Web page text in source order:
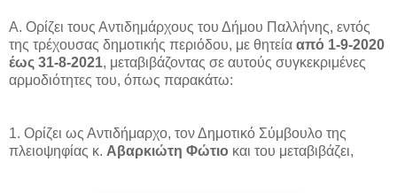
Α. Ορίζει τους Αντιδημάρχους του Δήμου Παλλήνης, εντός
της τρέχουσας δημοτικής περιόδου, με θητεία από 1-9-2020
έως 31-8-2021, μεταβιβάζοντας σε αυτούς συγκεκριμένες
αρμοδιότητες του, όπως παρακάτω:
1. Ορίζει ως Αντιδήμαρχο, τον Δημοτικό Σύμβουλο της
πλειοψηφίας κ. Αβαρκιώτη Φώτιο και του μεταβιβάζει,